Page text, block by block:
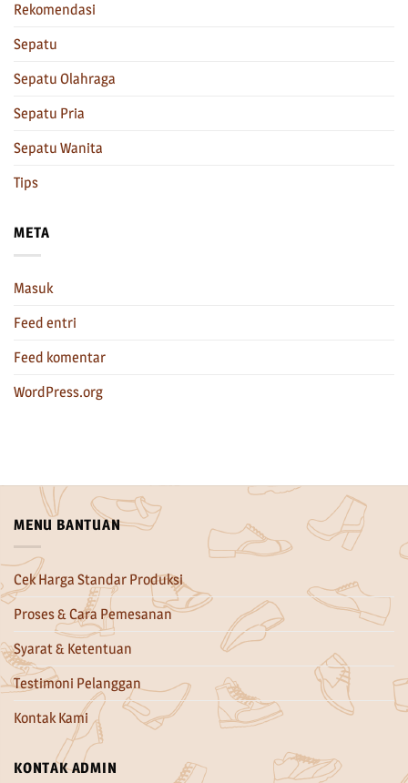
Rekomendasi
Sepatu
Sepatu Olahraga
Sepatu Pria
Sepatu Wanita
Tips
META
Masuk
Feed entri
Feed komentar
WordPress.org
MENU BANTUAN
Cek Harga Standar Produksi
Proses & Cara Pemesanan
Syarat & Ketentuan
Testimoni Pelanggan
Kontak Kami
KONTAK ADMIN